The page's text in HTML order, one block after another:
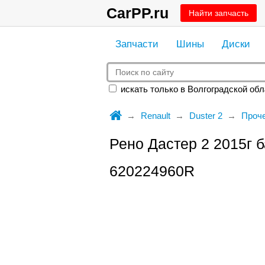
CarPP.ru Найти запчасть
Запчасти Шины Диски
искать только в Волгоградской
Renault Duster 2
Рено Дастер 2
620224960R